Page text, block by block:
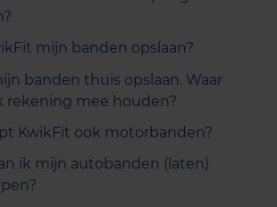
mijn banden opslaan?
banden thuis opslaan. Waar
rekening mee houden?
KwikFit ook motorbanden?
ik mijn autobanden (laten)